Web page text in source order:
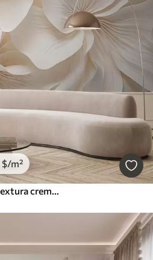
$/m²
Primer plano de flores de textura cremosa con pétalos delicados y fluidos, creando un arreglo floral suave, elegante y con textura